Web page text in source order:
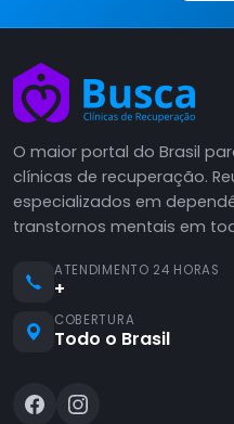
O maior portal do Brasil
clínicas de recuperação.
especializados em
transtornos mentais em
ATENDIMENTO 24 HORAS
+
COBERTURA
Todo o Brasil